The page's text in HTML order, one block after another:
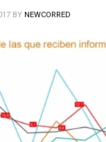
BY NEWCORRED